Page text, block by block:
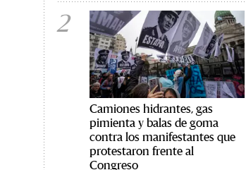
2
Camiones hidrantes, gas
pimienta y balas de goma
contra los manifestantes que
protestaron frente al
Congreso